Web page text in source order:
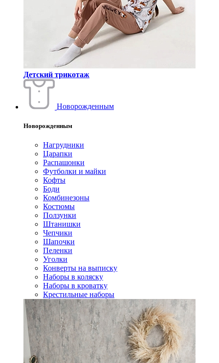
Детский трикотаж
Новорожденным
Новорожденным
Нагрудники
Царапки
Распашонки
Футболки и майки
Кофты
Боди
Комбинезоны
Костюмы
Ползунки
Штанишки
Чепчики
Шапочки
Пеленки
Уголки
Конверты на выписку
Наборы в коляску
Наборы в кроватку
Крестильные наборы